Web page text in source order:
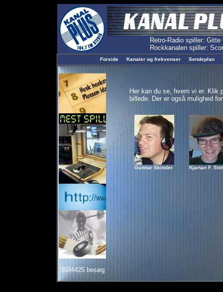
Forside Kanaler og frekvenser Sendeplan
3684425 besøg
Her kan du se, hvem vi er. Klik
billede. Der er også mulighed
Gunnar Skinder Kjartan F.